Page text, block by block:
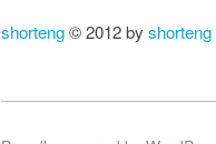
shorteng© 2012 by shorteng